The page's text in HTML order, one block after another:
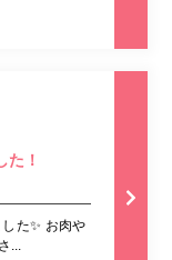
た！
た✨ お肉や
...